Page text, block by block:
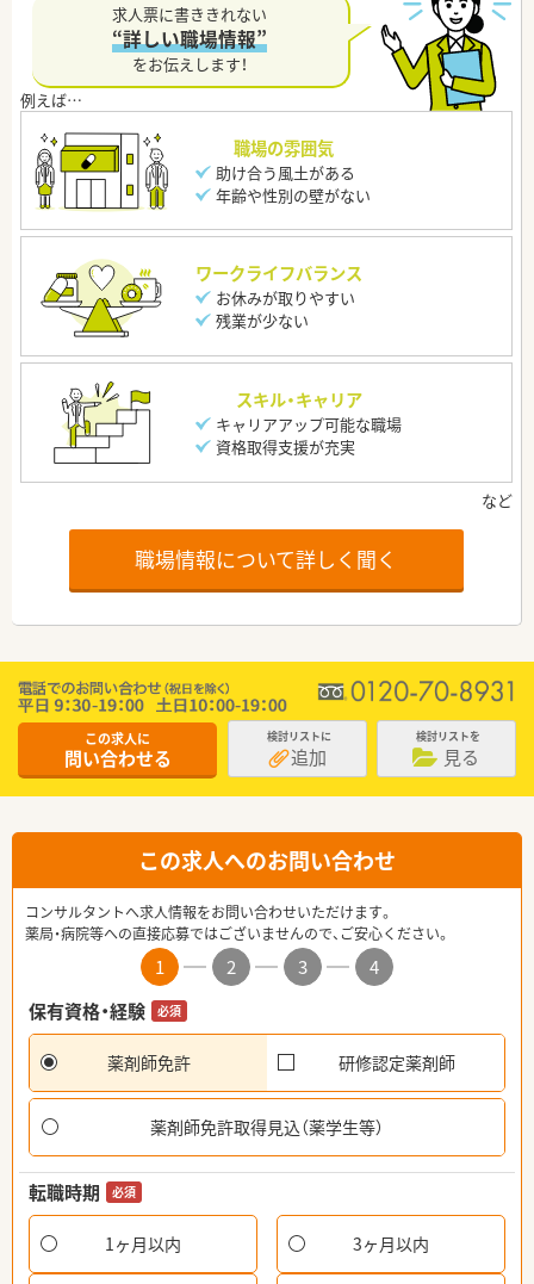
求人票に書ききれない
“詳しい職場情報”
をお伝えします！
職場の雰囲気
助け合う風土がある
年齢や性別の壁がない
ワークライフバランス
お休みが取りやすい
残業が少ない
スキル・キャリア
キャリアアップ可能な職場
資格取得支援が充実
職場情報について詳しく聞く
この求人に
問い合わせる
検討リストに
追加
検討リストを
見る
この求人へのお問い合わせ
コンサルタントへ求人情報をお問い合わせいただけます。
薬局・病院等への直接応募ではございませんので、ご安心ください。
1 2 3
4
保有資格・経験
必須
薬剤師免許 研修認定薬剤師
薬剤師免許取得見込（薬学生等）
転職時期 必須
1ヶ月以内 3ヶ月以内